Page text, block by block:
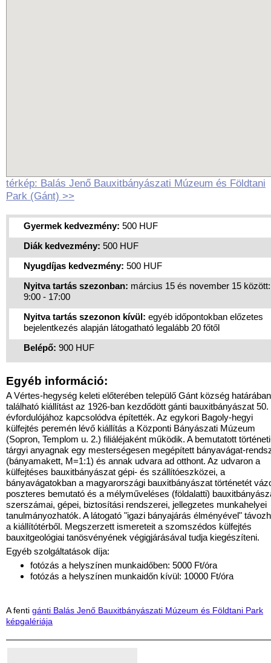
térkép: Balás Jenő Bauxitbányászati Múzeum és Földtani
Park (Gánt) >>
Gyermek kedvezmény: 500 HUF
Diák kedvezmény: 500 HUF
Nyugdíjas kedvezmény: 500 HUF
Nyitva tartás szezonban: március 15 és november 15 között:
9:00 - 17:00
Nyitva tartás szezonon kívül: egyéb időpontokban előzetes
bejelentkezés alapján látogatható legalább 20 főtől
Belépő: 900 HUF
Egyéb információ:
A Vértes-hegység keleti előterében települő Gánt község határában
található kiállítást az 1926-ban kezdődött gánti bauxitbányászat 50.
évfordulójához kapcsolódva építették. Az egykori Bagoly-hegyi
külfejtés peremén lévő kiállítás a Központi Bányászati Múzeum
(Sopron, Templom u. 2.) filiáléjaként működik. A bemutatott
tárgyi anyagnak egy mesterségesen megépített bányavágat-
(bányamakett, M=1:1) és annak udvara ad otthont. Az udvaron a
külfejtéses bauxitbányászat gépi- és szállítóeszközei, a
bányavágatokban a magyarországi bauxitbányászat történetét
poszteres bemutató és a mélyműveléses (földalatti)
szerszámai, gépei, biztosítási rendszerei, jellegzetes munkahelyei
tanulmányozhatók. A látogató "igazi bányajárás élményével"
a kiállítótérből. Megszerzett ismereteit a szomszédos külfejtés
bauxitgeológiai tanösvényének végigjárásával tudja kiegészíteni.
Egyéb szolgáltatások díja:
fotózás a helyszínen munkaidőben: 5000 Ft/óra
fotózás a helyszínen munkaidőn kívül: 10000 Ft/óra
A fenti gánti Balás Jenő Bauxitbányászati Múzeum és Földtani Park
képgalériája